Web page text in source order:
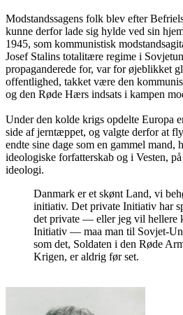
Modstandssagens folk blev efter
kunne derfor lade sig hylde ved sin
1945, som kommunistisk
Josef Stalins totalitære regime i
propaganderede for, var for øjeblikket
offentlighed, takket være den
og den Røde Hærs indsats i kampen
Under den kolde krigs opdelte Europa
side af jerntæppet, og valgte derfor at
endte sine dage som en gammel
ideologiske forfatterskab og i Vesten,
ideologi.
Danmark er et skønt Land, vi
initiativ. Det private Initiativ har
det private — eller jeg vil hellere
Initiativ — maa man til Sovjet-
som det, Soldaten i den Røde
Krigen, er aldrig før set.